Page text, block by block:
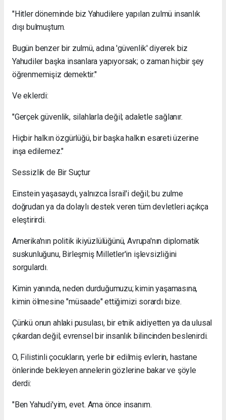
"Hitler döneminde biz Yahudilere yapılan zulmü insanlık
dışı bulmuştum.
Bugün benzer bir zulmü, adına 'güvenlik' diyerek biz
Yahudiler başka insanlara yapıyorsak; o zaman hiçbir şey
öğrenmemişiz demektir."
Ve eklerdi:
"Gerçek güvenlik, silahlarla değil; adaletle sağlanır.
Hiçbir halkın özgürlüğü, bir başka halkın esareti üzerine
inşa edilemez."
Sessizlik de Bir Suçtur
Einstein yaşasaydı, yalnızca İsrail'i değil; bu zulme
doğrudan ya da dolaylı destek veren tüm devletleri açıkça
eleştirirdi.
Amerika'nın politik ikiyüzlülüğünü, Avrupa'nın diplomatik
suskunluğunu, Birleşmiş Milletler'in işlevsizliğini
sorgulardı.
Kimin yanında, neden durduğumuzu; kimin yaşamasına,
kimin ölmesine "müsaade" ettiğimizi sorardı bize.
Çünkü onun ahlaki pusulası, bir etnik aidiyetten ya da ulusal
çıkardan değil; evrensel bir insanlık bilincinden beslenirdi.
O, Filistinli çocukların, yerle bir edilmiş evlerin, hastane
önlerinde bekleyen annelerin gözlerine bakar ve şöyle
derdi:
"Ben Yahudi'yim, evet. Ama önce insanım.